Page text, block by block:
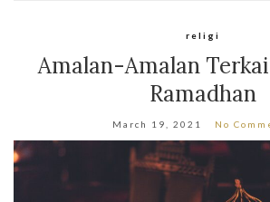
religi
Amalan-Amalan
Ramadhan
March 19, 2021 No